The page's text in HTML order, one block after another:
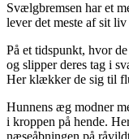
Svælgbremsen har et
lever det meste af sit
På et tidspunkt, hvor
og slipper deres tag i
Her klækker de sig til
Hunnens æg modner
i kroppen på hende.
næseåbningen på